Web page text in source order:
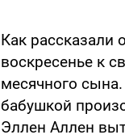
Как рассказали
воскресенье к
месячного
бабушкой
Эллен Аллен